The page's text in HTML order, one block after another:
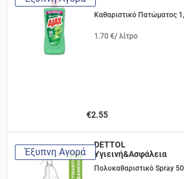
Καθαριστικό Πατώματος
1.70 €/ λίτρο
€2.55
Έξυπνη Αγορά
DETTOL
Υγιεινή&Ασφάλεια
Mint&Lime
Πολυκαθαριστικό Spray